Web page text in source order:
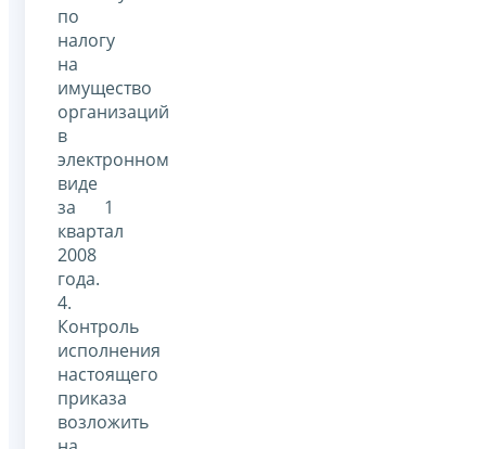
по
налогу
на
имущество
организаций
в
электронном
виде
за 1
квартал
2008
года.
4.
Контроль
исполнения
настоящего
приказа
возложить